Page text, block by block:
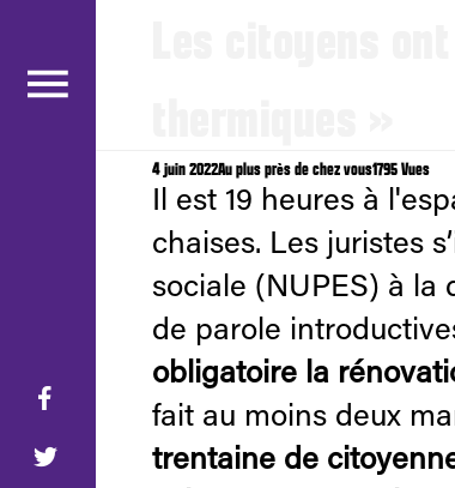
Les citoyens
4 juin 2022Au plus près de chez vous1795 Vues
Il est 19 heures à
chaises. Les juristes
sociale (NUPES) à la
de parole
obligatoire la
fait au moins deux
trentaine de